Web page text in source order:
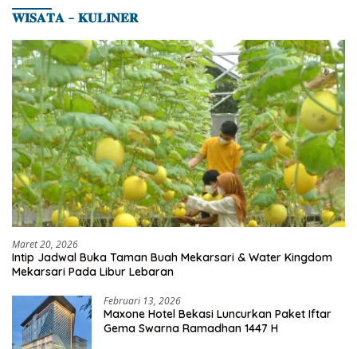
𝐖𝐈𝐒𝐀𝐓𝐀 – 𝐊𝐔𝐋𝐈𝐍𝐄𝐑
Maret 20, 2026
Intip Jadwal Buka Taman Buah Mekarsari & Water Kingdom
Mekarsari Pada Libur Lebaran
Februari 13, 2026
Maxone Hotel Bekasi Luncurkan Paket Iftar
Gema Swarna Ramadhan 1447 H